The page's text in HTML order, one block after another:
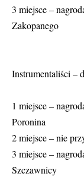
3 miejsce –
Zakopanego
Instrumentaliści –
1 miejsce –
Poronina
2 miejsce – nie
3 miejsce –
Szczawnicy